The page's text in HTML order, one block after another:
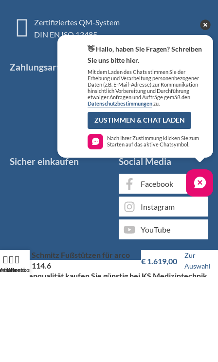
Zertifiziertes QM-System
DIN EN ISO 13485
Zahlungsarten
Sicher einkaufen Social Media
Facebook
Instagram
YouTube
Markenqualität kaufen Sie günstig bei KS Medizintechnik
Konto
Warenkorb
Schmitz Fußstützen für arco
114.6
€1.619,00
Zur
Auswahl
👋 Hallo, haben Sie Fragen? Schreiben
Sie uns bitte hier.
Mit dem Laden des Chats stimmen Sie der
Erhebung und Verarbeitung personenbezogener
Daten (z.B. E-Mail-Adresse) zur Kommunikation
hinsichtlich Vorbereitung und Durchführung
etwaiger Anfragen und Aufträge gemäß den
Datenschutzbestimmungenzu.
ZUSTIMMEN & CHAT LADEN
Nach Ihrer Zustimmung klicken Sie zum
Starten auf das aktive Chatsymbol.